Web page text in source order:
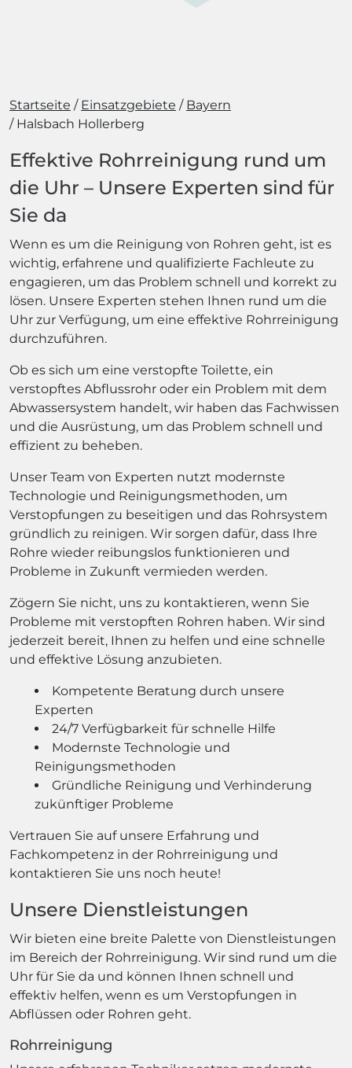
Startseite Einsatzgebiete
Bayern
Halsbach Hollerberg
Effektive Rohrreinigung rund um
die Uhr – Unsere Experten sind für
Sie da
Wenn es um die Reinigung von Rohren geht, ist es
wichtig, erfahrene und qualifizierte Fachleute zu
engagieren, um das Problem schnell und korrekt zu
lösen. Unsere Experten stehen Ihnen rund um die
Uhr zur Verfügung, um eine effektive Rohrreinigung
durchzuführen.
Ob es sich um eine verstopfte Toilette, ein
verstopftes Abflussrohr oder ein Problem mit dem
Abwassersystem handelt, wir haben das Fachwissen
und die Ausrüstung, um das Problem schnell und
effizient zu beheben.
Unser Team von Experten nutzt modernste
Technologie und Reinigungsmethoden, um
Verstopfungen zu beseitigen und das Rohrsystem
gründlich zu reinigen. Wir sorgen dafür, dass Ihre
Rohre wieder reibungslos funktionieren und
Probleme in Zukunft vermieden werden.
Zögern Sie nicht, uns zu kontaktieren, wenn Sie
Probleme mit verstopften Rohren haben. Wir sind
jederzeit bereit, Ihnen zu helfen und eine schnelle
und effektive Lösung anzubieten.
Kompetente Beratung durch unsere
Experten
24/7 Verfügbarkeit für schnelle Hilfe
Modernste Technologie und
Reinigungsmethoden
Gründliche Reinigung und Verhinderung
zukünftiger Probleme
Vertrauen Sie auf unsere Erfahrung und
Fachkompetenz in der Rohrreinigung und
kontaktieren Sie uns noch heute!
Unsere Dienstleistungen
Wir bieten eine breite Palette von Dienstleistungen
im Bereich der Rohrreinigung. Wir sind rund um die
Uhr für Sie da und können Ihnen schnell und
effektiv helfen, wenn es um Verstopfungen in
Abflüssen oder Rohren geht.
Rohrreinigung